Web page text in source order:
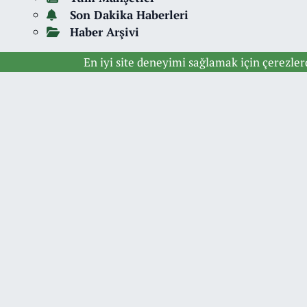
Son Dakika Haberleri
Haber Arşivi
En iyi site deneyimi sağlamak için